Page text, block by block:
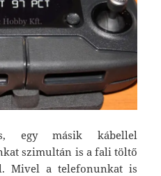
egy másik kábellel
szimultán is a fali töltő
Mivel a telefonunkat is